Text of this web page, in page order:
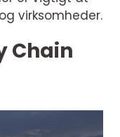
virksomheder.
Chain